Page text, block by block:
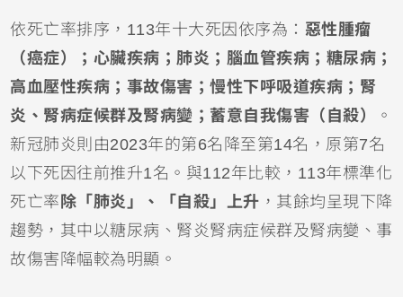
依死亡率排序，113年十大死因依序為： 惡性腫瘤
（癌症）；心臟疾病；肺炎；腦血管疾病；糖尿病；
高血壓性疾病；事故傷害；慢性下呼吸道疾病；腎
炎、腎病症候群及腎病變；蓄意自我傷害（自殺）
。
新冠肺炎則由2023年的第6名降至第14名，原第7名
以下死因往前推升1名。與112年比較，113年標準化
死亡率 除「肺炎」、「自殺」上升 ，其餘均呈現下降
趨勢，其中以糖尿病、腎炎腎病症候群及腎病變、事
故傷害降幅較為明顯。